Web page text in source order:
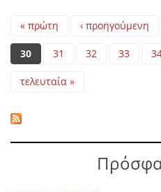
Pages
« πρώτη ‹ προηγούμενη
30 31 32 33
τελευταία »